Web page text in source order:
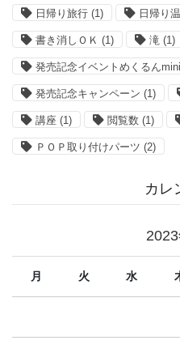
日帰り旅行 (1) 日帰り
書き消しＯＫ (1) 滝 (1)
発売記念イベントめくるんmini
発売記念キャンペーン (1)
講座 (1) 閲覧数 (1)
ＰＯＰ取り付けパーツ (2)
カレ
月 火 水